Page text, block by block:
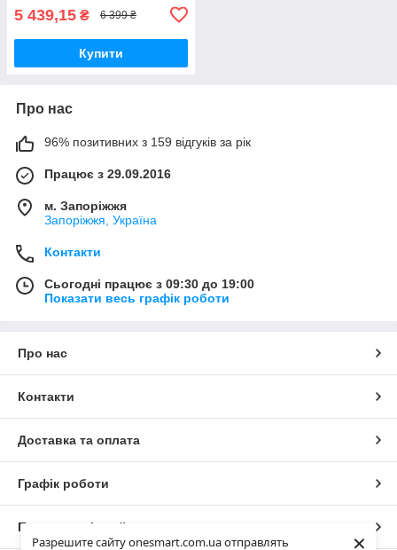
Разрешите сайту onesmart.com.ua отправлять ×
5 439,15 ₴ 6 399 ₴
Купити
Про нас
96% позитивних з 159 відгуків за рік
Працює з 29.09.2016
м. Запоріжжя
Запоріжжя, Україна
Контакти
Сьогодні працює з 09:30 до 19:00
Показати весь графік роботи
Про нас
Контакти
Доставка та оплата
Графік роботи
Повна версія сайту